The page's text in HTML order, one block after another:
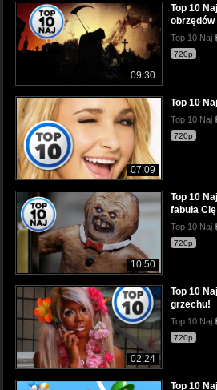
09:30
Top 10
Top 10 Naj
720p
07:09
Top 10
Top 10 Naj
720p
10:50
Top 10
fabuła
Top 10 Naj
720p
02:24
Top 10
grzechu!
Top 10 Naj
720p
Top 10